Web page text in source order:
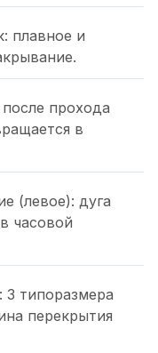
плавное и
прохода
в
(левое): дуга
часовой
3 типоразмера
перекрытия